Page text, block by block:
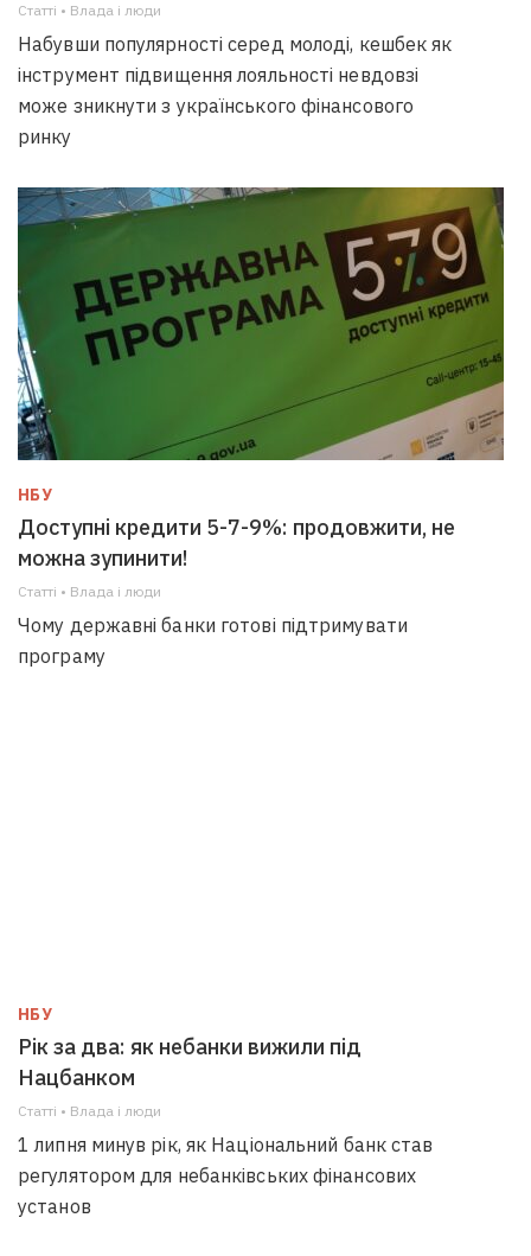
Статті • Влада i люди
Набувши популярності серед молоді, кешбек як
інструмент підвищення лояльності невдовзі
може зникнути з українського фінансового
ринку
НБУ
Доступні кредити 5-7-9%: продовжити, не
можна зупинити!
Статті • Влада i люди
Чому державні банки готові підтримувати
програму
НБУ
Рік за два: як небанки вижили під
Нацбанком
Статті • Влада i люди
1 липня минув рік, як Національний банк став
регулятором для небанківських фінансових
установ